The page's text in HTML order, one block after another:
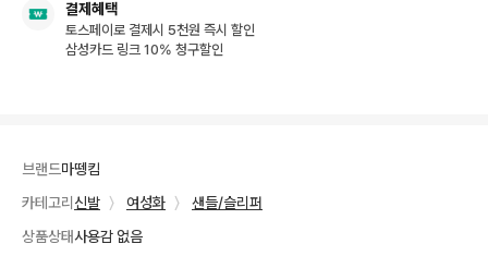
결제혜택
토스페이로 결제시 5천원 즉시 할인
삼성카드 링크 10% 청구할인
브랜드마뗑킴
카테고리 신발 〉 여성화 〉
샌들/슬리퍼
상품상태사용감 없음